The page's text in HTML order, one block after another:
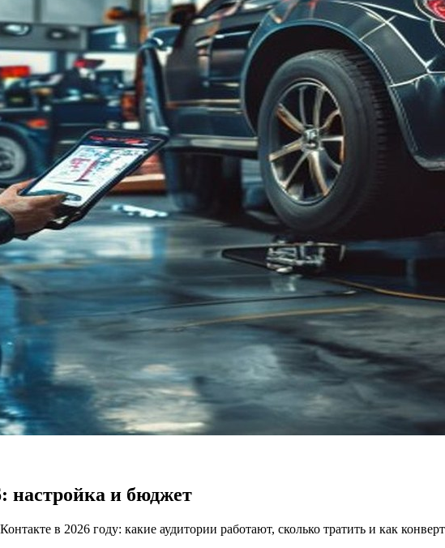
настройка и бюджет
в 2026 году: какие аудитории работают, сколько тратить и как